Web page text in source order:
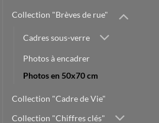
Collection "Brèves de rue"
Cadres sous-verre
Photos à encadrer
Photos en 50x70 cm
Collection "Cadre de Vie"
Collection "Chiffres clés"